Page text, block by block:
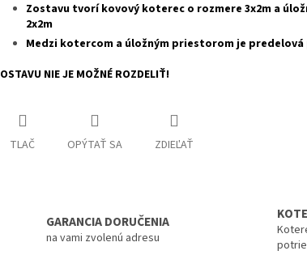
Zostavu tvorí kovový koterec o rozmere 3x2m a
2x2m
Medzi kotercom a úložným priestorom je
NIE JE MOŽNÉ ROZDELIŤ!
TLAČ OPÝTAŤ SA ZDIEĽAŤ
GARANCIA DORUČENIA
na vami zvolenú adresu